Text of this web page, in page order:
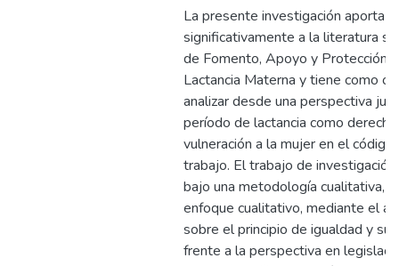
La presente investigación aporta
significativamente a la literatura
de Fomento, Apoyo y Protección
Lactancia Materna y tiene como
analizar desde una perspectiva
período de lactancia como
vulneración a la mujer en el código
trabajo. El trabajo de
bajo una metodología cualitativa,
enfoque cualitativo, mediante el
sobre el principio de igualdad y su
frente a la perspectiva en